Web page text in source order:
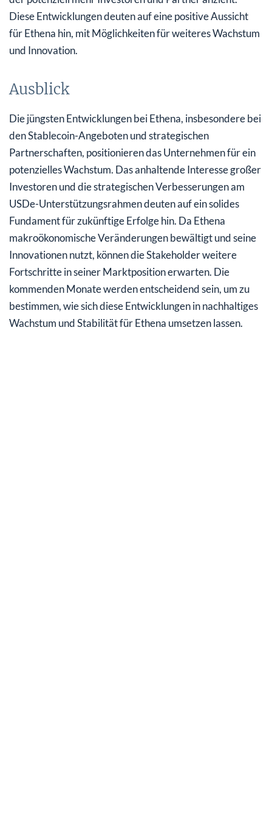
Diese Entwicklungen deuten auf eine positive Aussicht
für Ethena hin, mit Möglichkeiten für weiteres Wachstum
und Innovation.
Ausblick
Die jüngsten Entwicklungen bei Ethena, insbesondere bei
den Stablecoin-Angeboten und strategischen
Partnerschaften, positionieren das Unternehmen für ein
potenzielles Wachstum. Das anhaltende Interesse großer
Investoren und die strategischen Verbesserungen am
USDe-Unterstützungsrahmen deuten auf ein solides
Fundament für zukünftige Erfolge hin. Da Ethena
makroökonomische Veränderungen bewältigt und seine
Innovationen nutzt, können die Stakeholder weitere
Fortschritte in seiner Marktposition erwarten. Die
kommenden Monate werden entscheidend sein, um zu
bestimmen, wie sich diese Entwicklungen in nachhaltiges
Wachstum und Stabilität für Ethena umsetzen lassen.